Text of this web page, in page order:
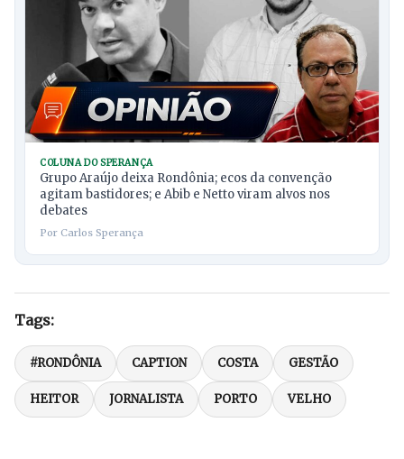
COLUNA DO SPERANÇA
Grupo Araújo deixa Rondônia; ecos da convenção
agitam bastidores; e Abib e Netto viram alvos nos
debates
Por Carlos Sperança
Tags:
#RONDÔNIA CAPTION COSTA GESTÃO
HEITOR JORNALISTA PORTO VELHO